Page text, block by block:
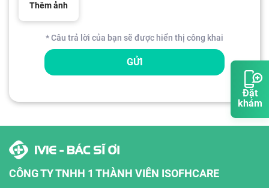
Đặt
khám
Thêm ảnh
* Câu trả lời của bạn sẽ được hiển thị công khai
GỬI
CÔNG TY TNHH 1 THÀNH VIÊN ISOFHCARE